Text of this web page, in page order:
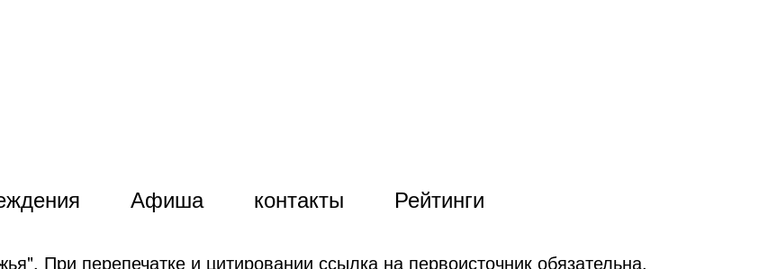
Афиша контакты Рейтинги
При перепечатке и цитировании ссылка на первоисточник обязательна.